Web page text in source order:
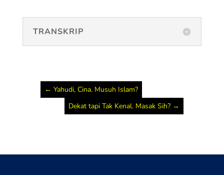
TRANSKRIP
← Yahudi, Cina. Musuh Islam?
Dekat tapi Tak Kenal. Masak Sih? →